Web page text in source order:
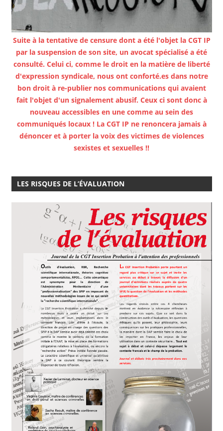
Suite à la tentative de censure dont a été l'objet la CGT IP
par la suspension de son site, un avocat spécialisé a été
consulté. Celui ci, comme le droit en la matière de liberté
d'expression syndicale, nous ont conforté.es dans notre
bon droit à re-publier nos communications qui avaient
fait l'objet d'un signalement abusif. Ceux ci sont donc à
nouveau accessibles en une comme au sein des
communiqués locaux ! La CGT IP ne renoncera jamais à
dénoncer et à porter la voix des victimes de violences
sexistes et sexuelles !!
LES RISQUES DE L’ÉVALUATION